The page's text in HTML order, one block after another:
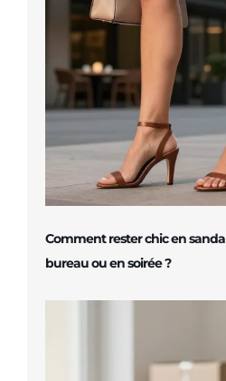
Comment rester chic en
bureau ou en soirée ?